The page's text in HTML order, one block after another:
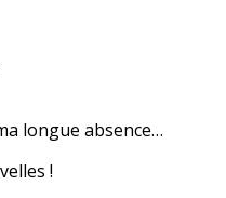
longue absence…
!